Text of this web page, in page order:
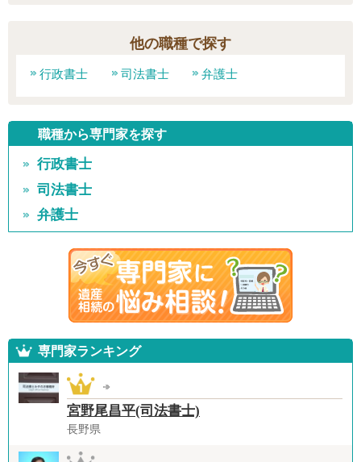
他の職種で探す
行政書士 司法書士 弁護士
職種から専門家を探す
行政書士
司法書士
弁護士
専門家ランキング
宮野尾昌平(司法書士)
長野県